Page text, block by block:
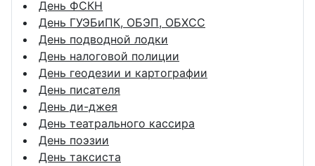
День ФСКН
День ГУЭБиПК, ОБЭП, ОБХСС
День подводной лодки
День налоговой полиции
День геодезии и картографии
День писателя
День ди-джея
День театрального кассира
День поэзии
День таксиста